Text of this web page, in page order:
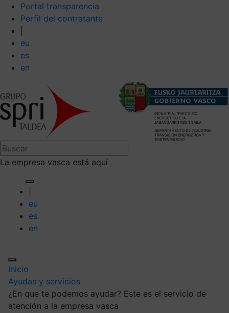
Portal transparencia
Perfil del contratante
eu
es
en
La empresa vasca está aquí
eu
es
en
Inicio
Ayudas y servicios
¿En que te podemos ayudar? Este es el servicio de
atención a la empresa vasca